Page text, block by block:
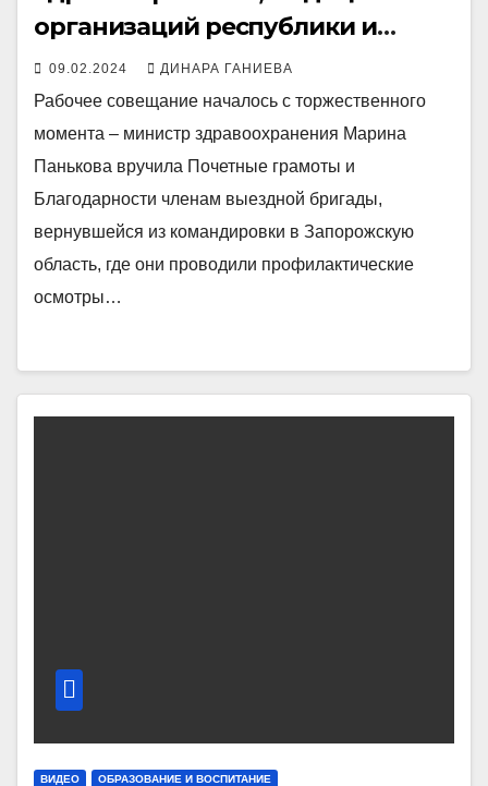
организаций республики и
страховой медицинской
компании
09.02.2024 ДИНАРА ГАНИЕВА
Рабочее совещание началось с торжественного
момента – министр здравоохранения Марина
Панькова вручила Почетные грамоты и
Благодарности членам выездной бригады,
вернувшейся из командировки в Запорожскую
область, где они проводили профилактические
осмотры…
ВИДЕО ОБРАЗОВАНИЕ И ВОСПИТАНИЕ